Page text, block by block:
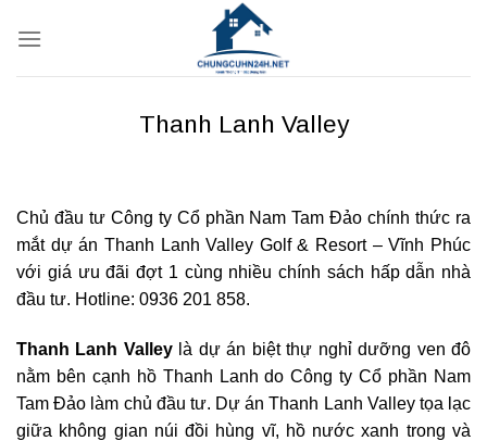
qua
Thanh Lanh Valley
Chủ đầu tư Công ty Cổ phần Nam Tam Đảo chính thức ra
mắt dự án Thanh Lanh Valley Golf & Resort – Vĩnh Phúc
với giá ưu đãi đợt 1 cùng nhiều chính sách hấp dẫn nhà
đầu tư. Hotline: 0936 201 858.
Thanh Lanh Valleylà dự án biệt thự nghỉ dưỡng ven đô
nằm bên cạnh hồ Thanh Lanh do Công ty Cổ phần Nam
Tam Đảo làm chủ đầu tư. Dự án Thanh Lanh Valley tọa lạc
giữa không gian núi đồi hùng vĩ, hồ nước xanh trong và